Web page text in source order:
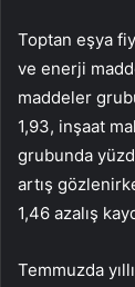
Toptan eşya
ve enerji
maddeler
1,93, inşaat
grubunda
artış
1,46 azalış
Temmuzda